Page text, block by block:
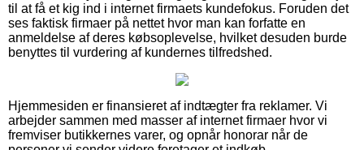
til at få et kig ind i internet firmaets kundefokus. Foruden det
ses faktisk firmaer på nettet hvor man kan forfatte en
anmeldelse af deres købsoplevelse, hvilket desuden burde
benyttes til vurdering af kundernes tilfredshed.
Hjemmesiden er finansieret af indtægter fra reklamer. Vi
arbejder sammen med masser af internet firmaer hvor vi
fremviser butikkernes varer, og opnår honorar når de